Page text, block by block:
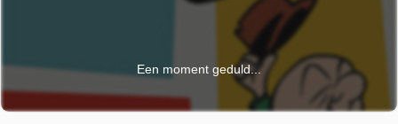
Een moment geduld...